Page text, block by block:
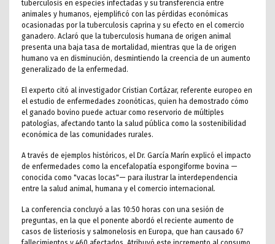
tuberculosis en especies infectadas y su transferencia entre
animales y humanos, ejemplificó con las pérdidas económicas
ocasionadas por la tuberculosis caprina y su efecto en el comercio
ganadero. Aclaró que la tuberculosis humana de origen animal
presenta una baja tasa de mortalidad, mientras que la de origen
humano va en disminución, desmintiendo la creencia de un aumento
generalizado de la enfermedad.
El experto citó al investigador Cristian Cortázar, referente europeo en
el estudio de enfermedades zoonóticas, quien ha demostrado cómo
el ganado bovino puede actuar como reservorio de múltiples
patologías, afectando tanto la salud pública como la sostenibilidad
económica de las comunidades rurales.
A través de ejemplos históricos, el Dr. García Marín explicó el impacto
de enfermedades como la encefalopatía espongiforme bovina —
conocida como "vacas locas"— para ilustrar la interdependencia
entre la salud animal, humana y el comercio internacional.
La conferencia concluyó a las 10:50 horas con una sesión de
preguntas, en la que el ponente abordó el reciente aumento de
casos de listeriosis y salmonelosis en Europa, que han causado 67